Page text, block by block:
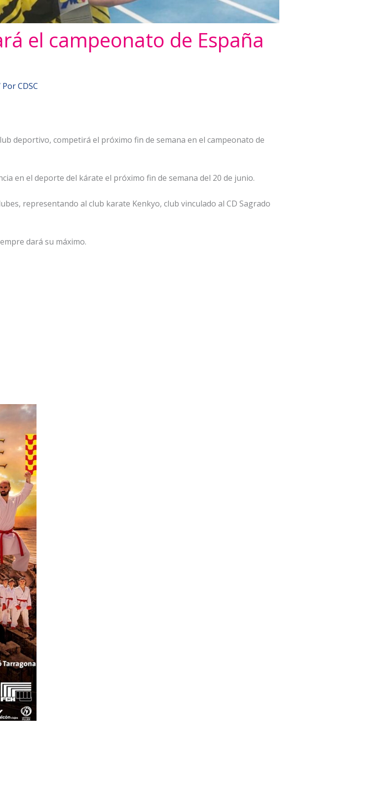
el campeonato de España
PorCDSC
deportivo, competirá el próximo fin de semana en el campeonato de
en el deporte del kárate el próximo fin de semana del 20 de junio.
representando al club karate Kenkyo, club vinculado al CD Sagrado
dará su máximo.